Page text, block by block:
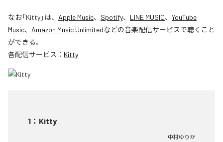
なお「Kitty」は、 Apple Music、 Spotify、 LINE MUSIC、 YouTube
Music、 Amazon Music Unlimitedなどの音楽配信サービスで聴くこと
ができる。
各配信サービス： Kitty
1 ： Kitty
中村ゆりか